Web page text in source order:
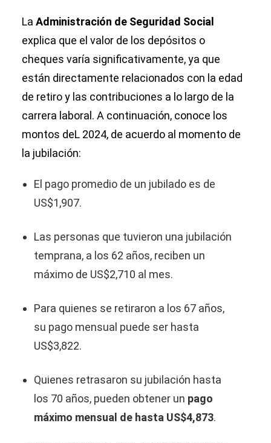
La Administración de Seguridad Social
explica que el valor de los depósitos o
cheques varía significativamente, ya que
están directamente relacionados con la edad
de retiro y las contribuciones a lo largo de la
carrera laboral. A continuación, conoce los
montos deL 2024, de acuerdo al momento de
la jubilación:
El pago promedio de un jubilado es de
US$1,907.
Las personas que tuvieron una jubilación
temprana, a los 62 años, reciben un
máximo de US$2,710 al mes.
Para quienes se retiraron a los 67 años,
su pago mensual puede ser hasta
US$3,822.
Quienes retrasaron su jubilación hasta
los 70 años, pueden obtener un pago
máximo mensual de hasta US$4,873.